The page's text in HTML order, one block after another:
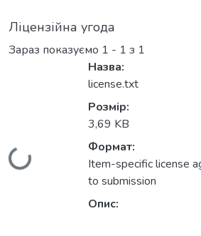
Ліцензійна угода
Зараз показуємо 1 - 1 з 1
Вантажиться...
Назва:
license.txt
Розмір:
3,69 KB
Формат:
Item-specific license
to submission
Опис: